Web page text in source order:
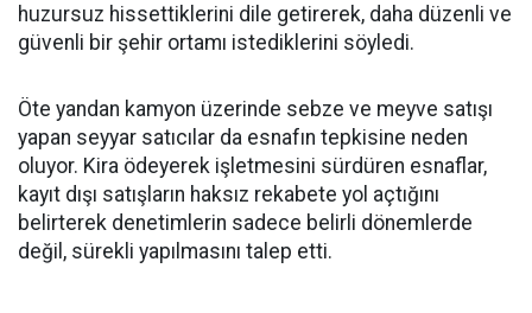
huzursuz hissettiklerini dile getirerek, daha düzenli ve
güvenli bir şehir ortamı istediklerini söyledi.
Öte yandan kamyon üzerinde sebze ve meyve satışı
yapan seyyar satıcılar da esnafın tepkisine neden
oluyor. Kira ödeyerek işletmesini sürdüren esnaflar,
kayıt dışı satışların haksız rekabete yol açtığını
belirterek denetimlerin sadece belirli dönemlerde
değil, sürekli yapılmasını talep etti.